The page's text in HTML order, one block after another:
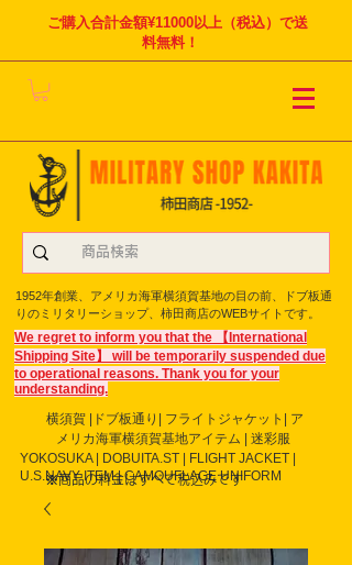
ご購入合計金額¥11000以上（税込）で送
料無料！
1952年創業、アメリカ海軍横須賀基地の目の前、ドブ板通
りのミリタリーショップ、柿田商店のWEBサイトです。
We regret to inform you that the 【International
Shipping Site】 will be temporarily suspended due
to operational reasons. Thank you for your
understanding.
横須賀 |ドブ板通り| フライト ジャケット| ア
メリカ海軍横須賀基地アイテム | 迷彩服
YOKOSUKA | DOBUITA.ST | FLIGHT JACKET |
U.S.NAVY ITEM | CAMOUFLAGE UNIFORM
※商品の料金はすべて税込みです